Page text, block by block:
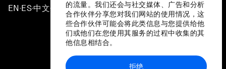
的流量。我们还会与社交媒体、广告和分析
合作伙伴分享您对我们网站的使用情况，这
些合作伙伴可能会将此类信息与您提供给他
们或他们在您使用其服务的过程中收集的其
他信息相结合。
拒绝
EN ▪ES▪中文▪ 日本語